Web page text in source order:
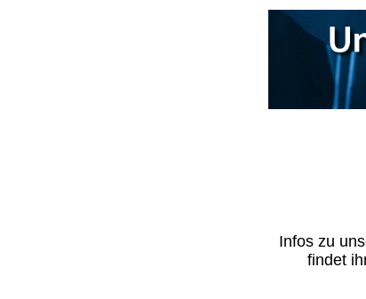
Infos zu
findet